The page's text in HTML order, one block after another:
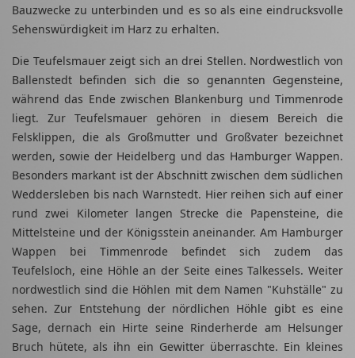
Bauzwecke zu unterbinden und es so als eine eindrucksvolle
Sehenswürdigkeit im Harz zu erhalten.
Die Teufelsmauer zeigt sich an drei Stellen. Nordwestlich von
Ballenstedt befinden sich die so genannten Gegensteine,
während das Ende zwischen Blankenburg und Timmenrode
liegt. Zur Teufelsmauer gehören in diesem Bereich die
Felsklippen, die als Großmutter und Großvater bezeichnet
werden, sowie der Heidelberg und das Hamburger Wappen.
Besonders markant ist der Abschnitt zwischen dem südlichen
Weddersleben bis nach Warnstedt. Hier reihen sich auf einer
rund zwei Kilometer langen Strecke die Papensteine, die
Mittelsteine und der Königsstein aneinander. Am Hamburger
Wappen bei Timmenrode befindet sich zudem das
Teufelsloch, eine Höhle an der Seite eines Talkessels. Weiter
nordwestlich sind die Höhlen mit dem Namen "Kuhställe" zu
sehen. Zur Entstehung der nördlichen Höhle gibt es eine
Sage, dernach ein Hirte seine Rinderherde am Helsunger
Bruch hütete, als ihn ein Gewitter überraschte. Ein kleines